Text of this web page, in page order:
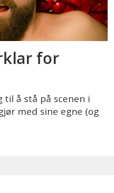
for
til å stå på scenen i
med sine egne (og